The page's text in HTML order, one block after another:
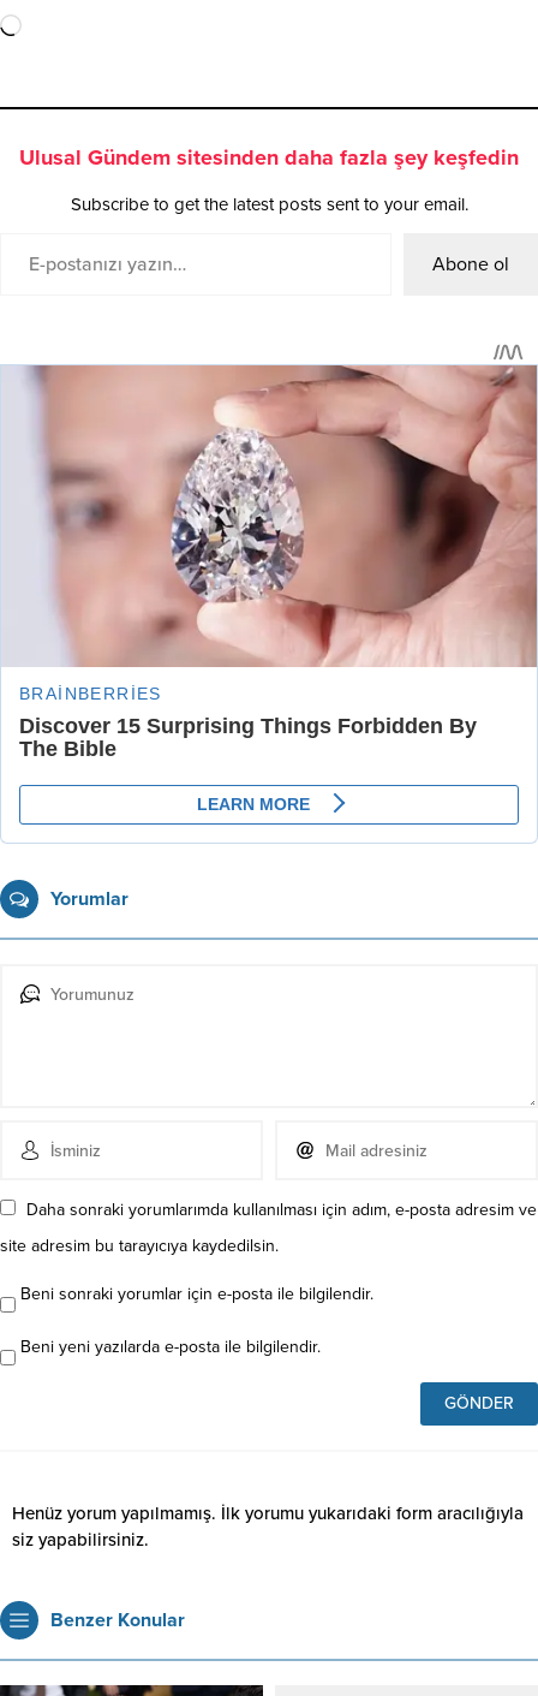
Ulusal Gündem sitesinden daha fazla şey keşfedin
Subscribe to get the latest posts sent to your email.
Abone ol
Yorumlar
Daha sonraki yorumlarımda kullanılması için adım, e-posta adresim ve
site adresim bu tarayıcıya kaydedilsin.
Beni sonraki yorumlar için e-posta ile bilgilendir.
Beni yeni yazılarda e-posta ile bilgilendir.
Henüz yorum yapılmamış. İlk yorumu yukarıdaki form aracılığıyla
siz yapabilirsiniz.
Benzer Konular